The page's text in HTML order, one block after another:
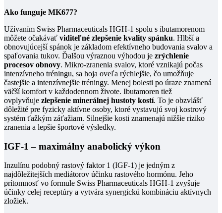
Ako funguje MK677?
Užívaním Swiss Pharmaceuticals HGH-1 spolu s ibutamorenom
môžete očakávať viditeľné zlepšenie kvality spánku. Hlbší a
obnovujúcejší spánok je základom efektívneho budovania svalov a
spaľovania tukov. Ďalšou výraznou výhodou je zrýchlenie
procesov obnovy. Mikro-zranenia svalov, ktoré vznikajú počas
intenzívneho tréningu, sa hoja oveľa rýchlejšie, čo umožňuje
častejšie a intenzívnejšie tréningy. Menej bolesti po úraze znamená
väčší komfort v každodennom živote. Ibutamoren tiež
ovplyvňuje zlepšenie minerálnej hustoty kostí. To je obzvlášť
dôležité pre fyzicky aktívne osoby, ktoré vystavujú svoj kostrový
systém ťažkým záťažiam. Silnejšie kosti znamenajú nižšie riziko
zranenia a lepšie športové výsledky.
IGF-1 – maximálny anabolický výkon
Inzulínu podobný rastový faktor 1 (IGF-1) je jedným z
najdôležitejších mediátorov účinku rastového hormónu. Jeho
prítomnosť vo formule Swiss Pharmaceuticals HGH-1 zvyšuje
účinky celej receptúry a vytvára synergickú kombináciu aktívnych
zložiek.